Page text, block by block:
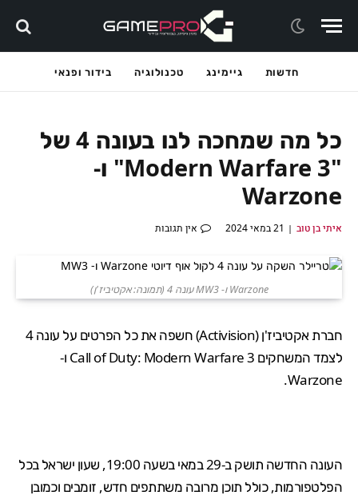
חדשות גיימינג טכנולוגיה בידור ופנאי
כל מה שמחכה לנו בעונה 4 של
"Modern Warfare 3" ו-
Warzone
איתי בן טוב 21 במאי 2024 אין תגובות
Warzone ו- MW3 עונה 4 (תמונה: אקטיביז'ן)
חברת אקטיביז'ן (Activision
) חשפה את כל הפרטים על עונה 4
לצמד המשחקים Call of Duty: Modern Warfare 3 ו-
Warzone
.
העונה החדשה תושק ב-29 במאי בשעה 19:00, שעון ישראל בכל
הפלטפורמות, כולל תוכן מרובה משתתפים חדש, זומבים וכמובן